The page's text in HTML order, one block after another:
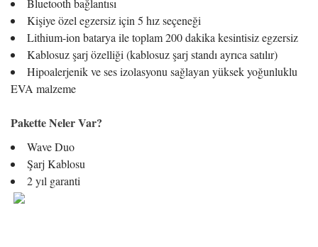
Bluetooth bağlantısı
Kişiye özel egzersiz için 5 hız seçeneği
Lithium-ion batarya ile toplam 200 dakika kesintisiz egzersiz
Kablosuz şarj özelliği (kablosuz şarj standı ayrıca satılır)
Hipoalerjenik ve ses izolasyonu sağlayan yüksek yoğunluklu
EVA malzeme
Pakette Neler Var?
Wave Duo
Şarj Kablosu
2 yıl garanti